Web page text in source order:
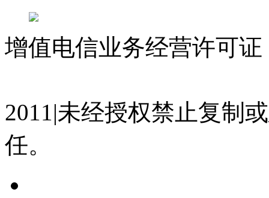
增值电信业务经营许可
2011|未经授权禁止复制
任。